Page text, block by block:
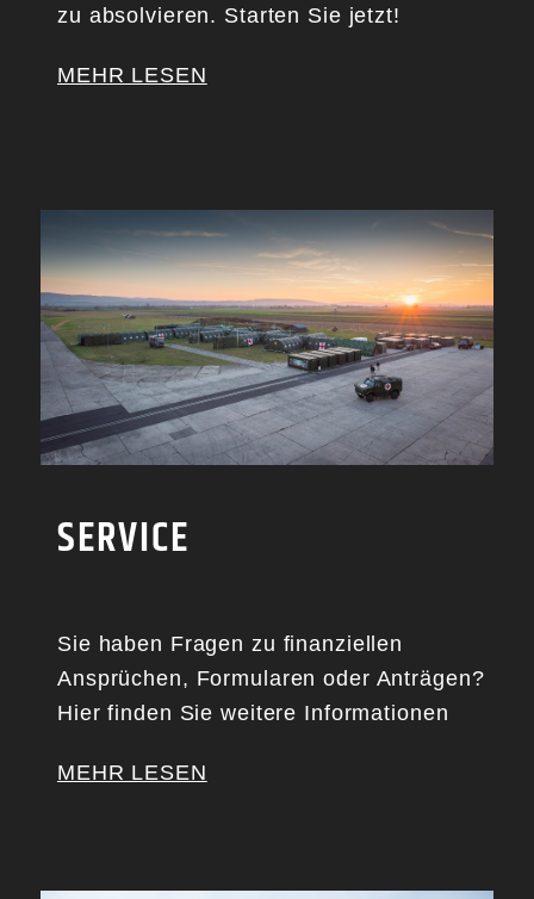
zu absolvieren. Starten Sie jetzt!
MEHR LESEN
SERVICE
Sie haben Fragen zu finanziellen
Ansprüchen, Formularen oder Anträgen?
Hier finden Sie weitere Informationen
MEHR LESEN